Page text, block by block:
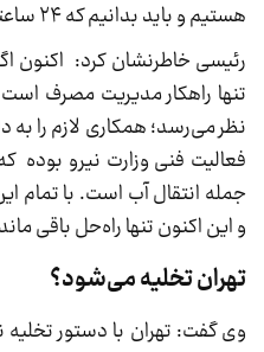
هستیم و باید بدانیم که ۲۴ ساعته آب نداریم.
رئیسی خاطرنشان کرد: اکنون
تنها راهکار مدیریت مصرف
نظر می‌رسد؛ همکاری لازم را
فعالیت فنی وزارت نیرو بوده
جمله انتقال آب است. با تمام
و این اکنون تنها راه‌حل باقی
تهران تخلیه می‌شود؟
وی گفت: تهران با دستور